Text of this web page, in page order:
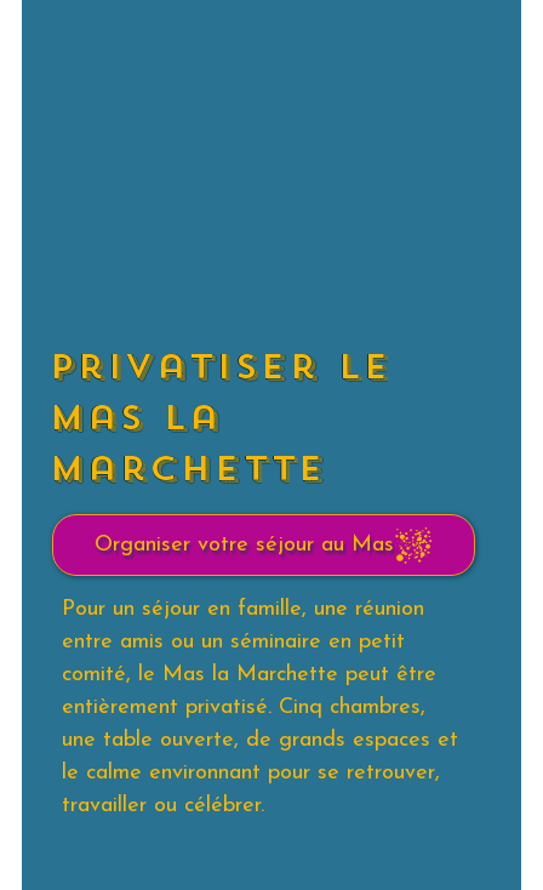
privatiser le
mas la
marchette
Organiser votre séjour au Mas
Pour un séjour en famille, une réunion
entre amis ou un séminaire en petit
comité, le Mas la Marchette peut être
entièrement privatisé. Cinq chambres,
une table ouverte, de grands espaces et
le calme environnant pour se retrouver,
travailler ou célébrer.